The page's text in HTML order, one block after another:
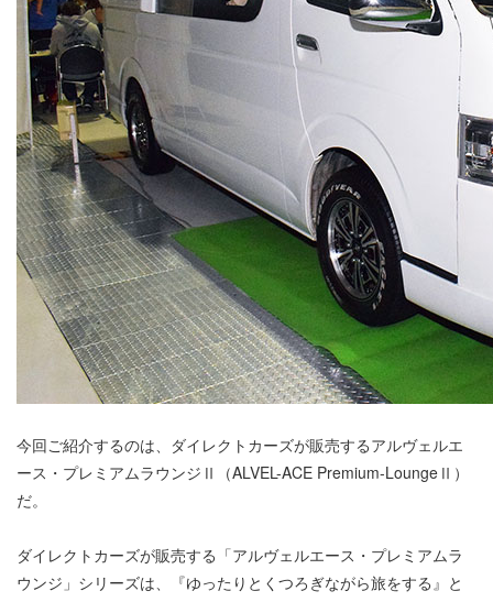
今回ご紹介するのは、ダイレクトカーズが販売するアルヴェルエ
ース・プレミアムラウンジⅡ（ALVEL-ACE Premium-LoungeⅡ）
だ。
ダイレクトカーズが販売する「アルヴェルエース・プレミアムラ
ウンジ」シリーズは、『ゆったりとくつろぎながら旅をする』と